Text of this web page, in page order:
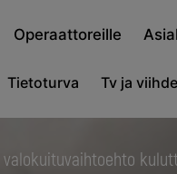
Operaattoreille
Tietoturva Tv ja viihde